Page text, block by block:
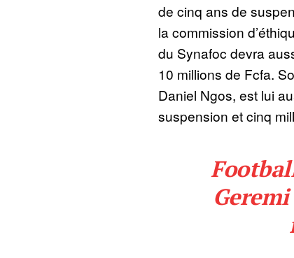
de cinq ans de
la commission
du Synafoc devra
10 millions de Fcfa.
Daniel Ngos, est lui
suspension et cinq